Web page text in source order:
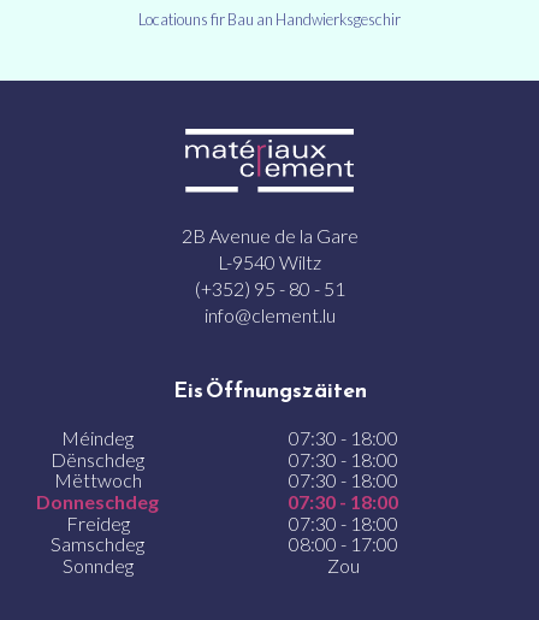
Locatiouns fir Bau an Handwierksgeschir
2B Avenue de la Gare
L-9540 Wiltz
(+352) 95 - 80 - 51
info@clement.lu
Eis Öffnungszäiten
Méindeg
07:30 - 18:00
Dënschdeg
07:30 - 18:00
Mëttwoch
07:30 - 18:00
Donneschdeg
07:30 - 18:00
Freideg
07:30 - 18:00
Samschdeg
08:00 - 17:00
Sonndeg
Zou